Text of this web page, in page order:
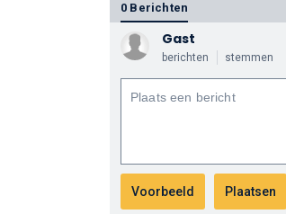
0 Berichten
Gast
berichten stemmen